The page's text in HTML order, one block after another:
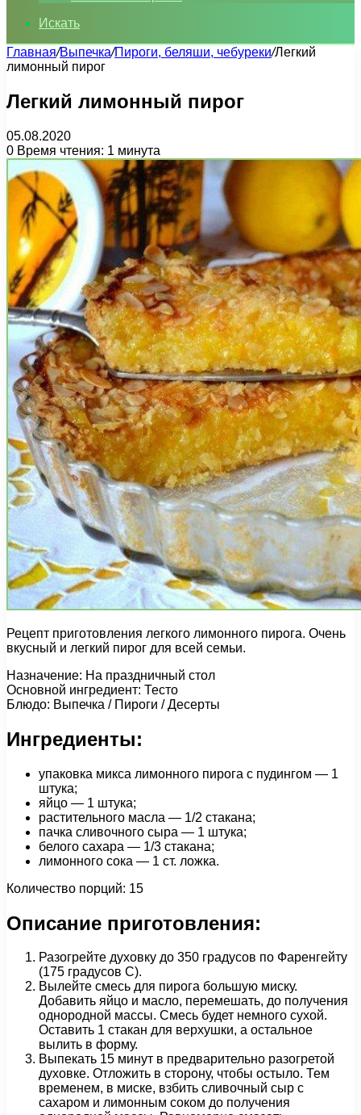
Искать
Главная/Выпечка/Пироги, беляши, чебуреки/Легкий
лимонный пирог
Легкий лимонный пирог
05.08.2020
0 Время чтения: 1 минута
Рецепт приготовления легкого лимонного пирога. Очень
вкусный и легкий пирог для всей семьи.
Назначение: На праздничный стол
Основной ингредиент: Тесто
Блюдо: Выпечка / Пироги / Десерты
Ингредиенты:
упаковка микса лимонного пирога с пудингом — 1
штука;
яйцо — 1 штука;
растительного масла — 1/2 стакана;
пачка сливочного сыра — 1 штука;
белого сахара — 1/3 стакана;
лимонного сока — 1 ст. ложка.
Количество порций: 15
Описание приготовления:
Разогрейте духовку до 350 градусов по Фаренгейту
(175 градусов С).
Вылейте смесь для пирога большую миску.
Добавить яйцо и масло, перемешать, до получения
однородной массы. Смесь будет немного сухой.
Оставить 1 стакан для верхушки, а остальное
вылить в форму.
Выпекать 15 минут в предварительно разогретой
духовке. Отложить в сторону, чтобы остыло. Тем
временем, в миске, взбить сливочный сыр с
сахаром и лимонным соком до получения